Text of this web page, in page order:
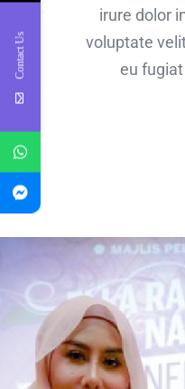
irure dolor
voluptate
eu
Contact Us